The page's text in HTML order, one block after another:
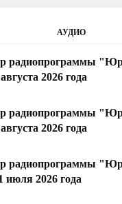
АУДИО
радиопрограммы
2026 года
радиопрограммы
2026 года
радиопрограммы
июля 2026 года